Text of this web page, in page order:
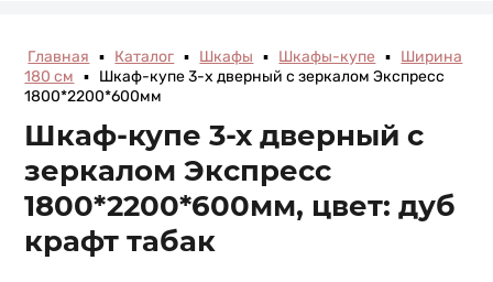
Главная ▪ Каталог ▪ Шкафы ▪ Шкафы-купе ▪ Ширина
180 см
▪ Шкаф-купе 3-х дверный с зеркалом Экспресс
1800*2200*600мм
Шкаф-купе 3-х дверный с
зеркалом Экспресс
1800*2200*600мм, цвет: дуб
крафт табак